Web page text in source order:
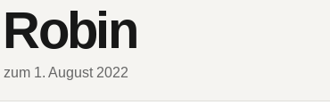
1. August 2022